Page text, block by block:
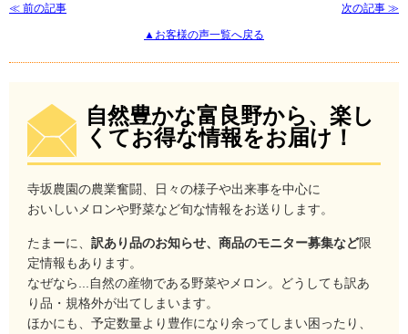
≪ 前の記事 次の記事 ≫
▲お客様の声一覧へ戻る
自然豊かな富良野から、楽し
くてお得な情報をお届け！
寺坂農園の農業奮闘、日々の様子や出来事を中心に
おいしいメロンや野菜など旬な情報をお送りします。
たまーに、 訳あり品のお知らせ、商品のモニター募集など限
定情報もあります。
なぜなら...自然の産物である野菜やメロン。どうしても訳あ
り品・規格外が出てしまいます。
ほかにも、予定数量より豊作になり余ってしまい困ったり、